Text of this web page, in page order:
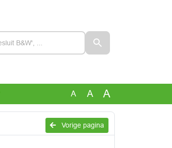
A A A
Vorige pagina